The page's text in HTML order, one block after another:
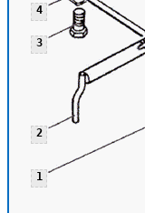
1
2
3
4